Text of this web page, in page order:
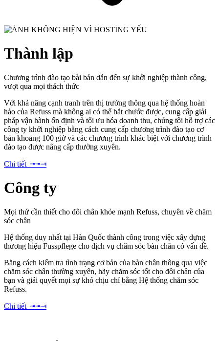
Thành lập
Chương trình đào tạo bài bản dẫn đến sự khởi nghiệp thành công,
vượt qua mọi thách thức
Với khả năng cạnh tranh trên thị trường thông qua hệ thống hoàn
hảo của Refuss mà không ai có thể bắt chước được, cung cấp giải
pháp vận hành ổn định và tối ưu hóa doanh thu, chúng tôi hỗ trợ các
công ty khởi nghiệp bằng cách cung cấp chương trình đào tạo cơ
bản khoảng 100 giờ và các chương trình khác biệt với chương trình
đào tạo được nâng cấp thường xuyên.
Chi tiết ╼╼⥓
Công ty
Mọi thứ cần thiết cho đôi chân khỏe mạnh Refuss, chuyên về chăm
sóc chân
Hệ thống duy nhất tại Hàn Quốc thành công trong việc xây dựng
thương hiệu Fusspflege cho dịch vụ chăm sóc bàn chân có vấn đề.
Bằng cách kiểm tra tình trạng cơ bản của bàn chân thông qua việc
chăm sóc chân thường xuyên, hãy chăm sóc tốt cho đôi chân của
bạn và giải quyết mọi sự khó chịu chỉ bằng Hệ thống chăm sóc
Refuss.
Chi tiết ╼╼⥓